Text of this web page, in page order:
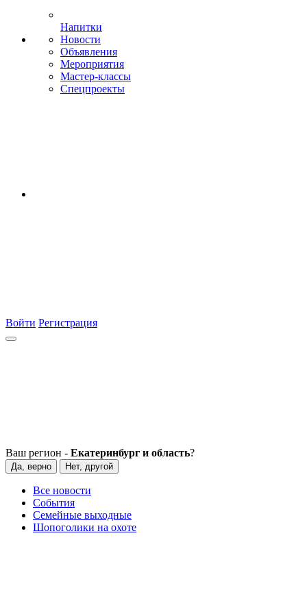
Напитки
Новости
Объявления
Мероприятия
Мастер-классы
Спецпроекты
Войти Регистрация
Ваш регион - Екатеринбург и область?
Да, верно Нет, другой
Все новости
События
Семейные выходные
Шопоголики на охоте